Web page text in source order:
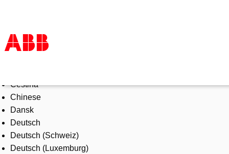
Products & Solutions
Industries
Services
About us
Where to buy
Contact us
Čeština
Chinese
Dansk
Deutsch
Deutsch (Schweiz)
Deutsch (Luxemburg)